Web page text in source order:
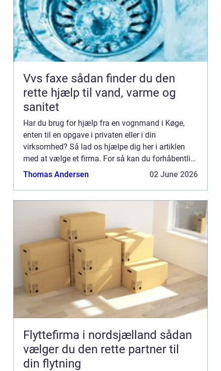
Vvs faxe sådan finder du den
rette hjælp til vand, varme og
sanitet
Har du brug for hjælp fra en vognmand i Køge,
enten til en opgave i privaten eller i din
virksomhed? Så lad os hjælpe dig her i artiklen
med at vælge et firma. For så kan du forhåbentlig
også hurtigere komme i mål med det, der skal
Thomas Andersen 02 June 2026
Flyttefirma i nordsjælland sådan
vælger du den rette partner til
din flytning